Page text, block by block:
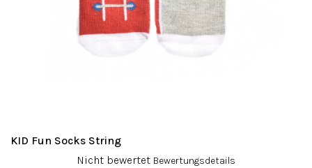
KID Fun Socks String
Nicht bewertet Bewertungsdetails